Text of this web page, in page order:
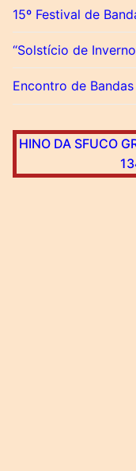
15º Festival de
“Solstício de
Encontro de
HINO DA SFUCO